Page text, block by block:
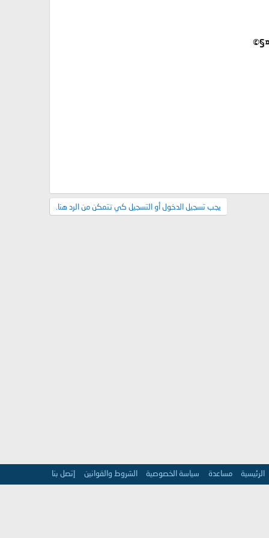
يجب تسجيل الدخول أو التسجيل كي تتمكن من الرد هنا.
الرئيسية مساعدة سياسة الخصوصية الشروط والقوانين إتصل بنا